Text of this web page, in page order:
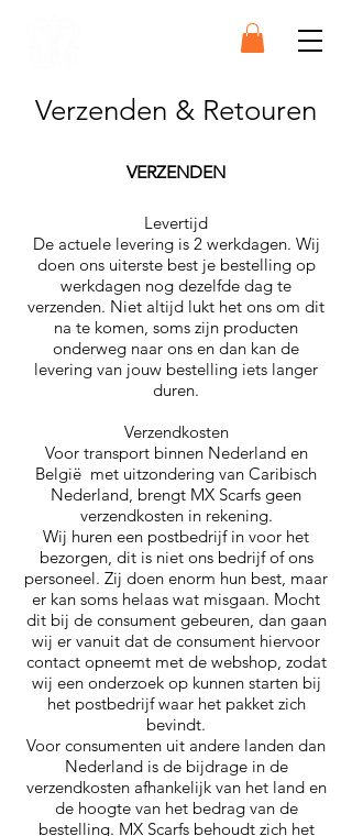
Verzenden & Retouren
VERZENDEN
Levertijd
De actuele levering is 2 werkdagen. Wij
doen ons uiterste best je bestelling op
werkdagen nog dezelfde dag te
verzenden. Niet altijd lukt het ons om dit
na te komen, soms zijn producten
onderweg naar ons en dan kan de
levering van jouw bestelling iets langer
duren.
Verzendkosten
Voor transport binnen Nederland en
België met uitzondering van Caribisch
Nederland, brengt MX Scarfs geen
verzendkosten in rekening.
Wij huren een postbedrijf in voor het
bezorgen, dit is niet ons bedrijf of ons
personeel. Zij doen enorm hun best, maar
er kan soms helaas wat misgaan. Mocht
dit bij de consument gebeuren, dan gaan
wij er vanuit dat de consument hiervoor
contact opneemt met de webshop, zodat
wij een onderzoek op kunnen starten bij
het postbedrijf waar het pakket zich
bevindt.
Voor consumenten uit andere landen dan
Nederland is de bijdrage in de
verzendkosten afhankelijk van het land en
de hoogte van het bedrag van de
bestelling. MX Scarfs behoudt zich het